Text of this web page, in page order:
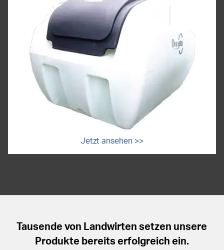
Jetzt ansehen >>
Tausende von Landwirten setzen unsere
Produkte bereits erfolgreich ein.